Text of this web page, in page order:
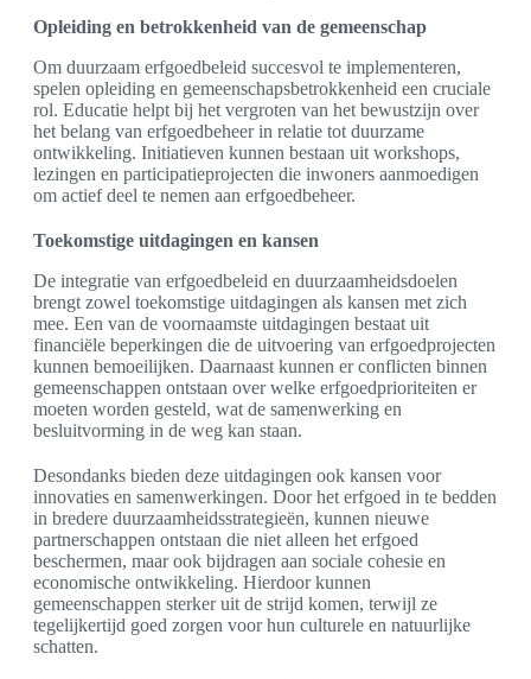
Opleiding en betrokkenheid van de gemeenschap
Om duurzaam erfgoedbeleid succesvol te implementeren,
spelen opleiding en gemeenschapsbetrokkenheid een cruciale
rol. Educatie helpt bij het vergroten van het bewustzijn over
het belang van erfgoedbeheer in relatie tot duurzame
ontwikkeling. Initiatieven kunnen bestaan uit workshops,
lezingen en participatieprojecten die inwoners aanmoedigen
om actief deel te nemen aan erfgoedbeheer.
Toekomstige uitdagingen en kansen
De integratie van erfgoedbeleid en duurzaamheidsdoelen
brengt zowel toekomstige uitdagingen als kansen met zich
mee. Een van de voornaamste uitdagingen bestaat uit
financiële beperkingen die de uitvoering van erfgoedprojecten
kunnen bemoeilijken. Daarnaast kunnen er conflicten binnen
gemeenschappen ontstaan over welke erfgoedprioriteiten er
moeten worden gesteld, wat de samenwerking en
besluitvorming in de weg kan staan.
Desondanks bieden deze uitdagingen ook kansen voor
innovaties en samenwerkingen. Door het erfgoed in te bedden
in bredere duurzaamheidsstrategieën, kunnen nieuwe
partnerschappen ontstaan die niet alleen het erfgoed
beschermen, maar ook bijdragen aan sociale cohesie en
economische ontwikkeling. Hierdoor kunnen
gemeenschappen sterker uit de strijd komen, terwijl ze
tegelijkertijd goed zorgen voor hun culturele en natuurlijke
schatten.